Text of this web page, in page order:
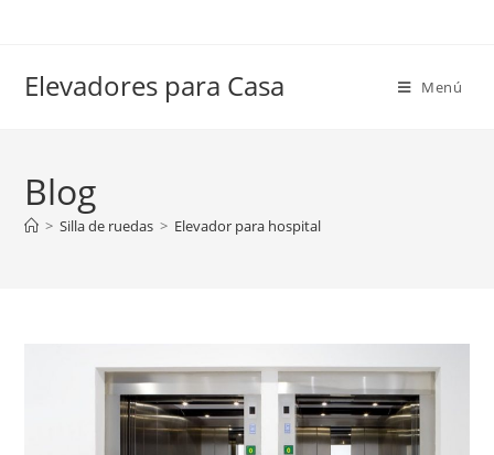
Elevadores para Casa Menú
Blog
> Silla de ruedas > Elevador para hospital